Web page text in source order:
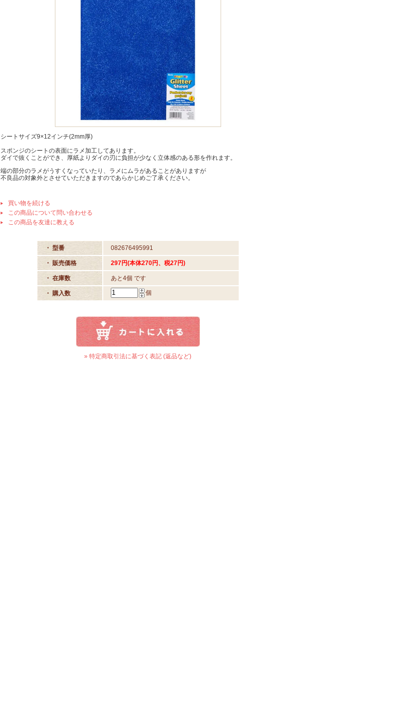
シートサイズ9×12インチ(2mm厚)
スポンジのシートの表面にラメ加工してあります。
ダイで抜くことができ、厚紙よりダイの刃に負担が少なく立体感のある形を作れます。
端の部分のラメがうすくなっていたり、ラメにムラがあることがありますが
不良品の対象外とさせていただきますのであらかじめご了承ください。
買い物を続ける
この商品について問い合わせる
この商品を友達に教える
・ 型番 082676495991
・ 販売価格 297円(本体270円、税27円)
・ 在庫数 あと4個 です
・ 購入数 個
» 特定商取引法に基づく表記 (返品など)